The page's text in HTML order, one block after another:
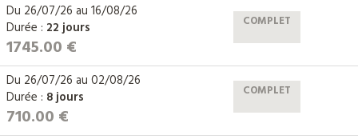
Du 26/07/26 au 16/08/26
Durée : 22 jours
1745.00 €
COMPLET
Du 26/07/26 au 02/08/26
Durée : 8 jours
710.00 €
COMPLET